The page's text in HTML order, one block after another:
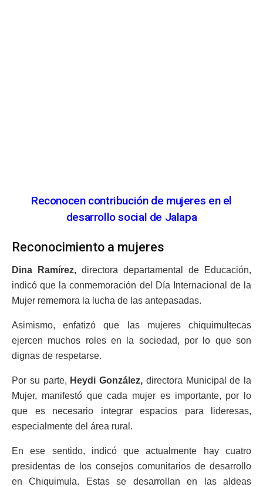
Reconocen contribución de mujeres en el
desarrollo social de Jalapa
Reconocimiento a mujeres
Dina Ramírez, directora departamental de Educación,
indicó que la conmemoración del Día Internacional de la
Mujer rememora la lucha de las antepasadas.
Asimismo, enfatizó que las mujeres chiquimultecas
ejercen muchos roles en la sociedad, por lo que son
dignas de respetarse.
Por su parte, Heydi González, directora Municipal de la
Mujer, manifestó que cada mujer es importante, por lo
que es necesario integrar espacios para lideresas,
especialmente del área rural.
En ese sentido, indicó que actualmente hay cuatro
presidentas de los consejos comunitarios de desarrollo
en Chiquimula. Estas se desarrollan en las aldeas